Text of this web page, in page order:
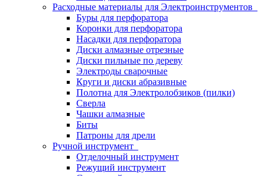
Расходные материалы для Электроинструментов
Буры для перфоратора
Коронки для перфоратора
Насадки для перфоратора
Диски алмазные отрезные
Диски пильные по дереву
Электроды сварочные
Круги и диски абразивные
Полотна для Электролобзиков (пилки)
Сверла
Чашки алмазные
Биты
Патроны для дрели
Ручной инструмент
Отделочный инструмент
Режущий инструмент